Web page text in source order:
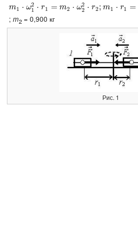
m1 ⋅ ω2
1 ⋅ r1 = m2 ⋅ ω2
2 ⋅ r2; m1 ⋅ r1 =
m1 ω 12 r 1=m2⋅ ω22 ⋅r 2;m1⋅r1=m2 r 2;m2=
; m2 = 0,900 кг
Рис. 1